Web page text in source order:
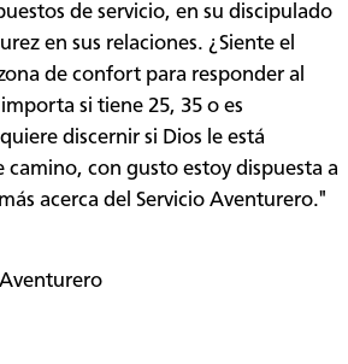
de servicio, en su discipulado
en sus relaciones. ¿Siente el
de confort para responder al
si tiene 25, 35 o es
discernir si Dios le está
camino, con gusto estoy dispuesta a
acerca del Servicio Aventurero."